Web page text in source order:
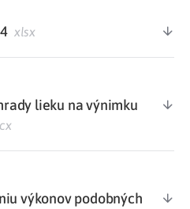
xlsx
lieku na výnimku
výkonov podobných